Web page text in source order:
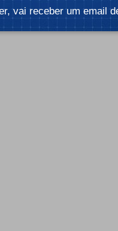
Por:Mafalda Freire
vai receber um email